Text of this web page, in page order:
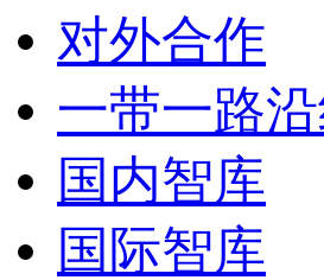
对外合作
一带一路
国内智库
国际智库